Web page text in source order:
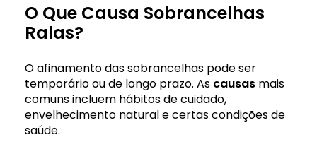
O Que Causa Sobrancelhas
Ralas?
O afinamento das sobrancelhas pode ser
temporário ou de longo prazo. As causas mais
comuns incluem hábitos de cuidado,
envelhecimento natural e certas condições de
saúde.